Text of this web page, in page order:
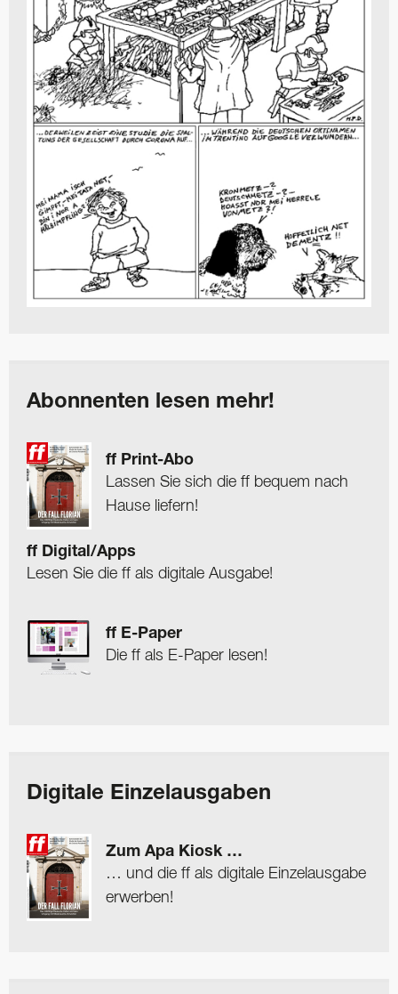
Abonnenten lesen mehr!
ff Print-Abo
Lassen Sie sich die ff bequem nach
Hause liefern!
ff Digital/Apps
Lesen Sie die ff als digitale Ausgabe!
ff E-Paper
Die ff als E-Paper lesen!
Digitale Einzelausgaben
Zum Apa Kiosk …
… und die ff als digitale Einzelausgabe
erwerben!